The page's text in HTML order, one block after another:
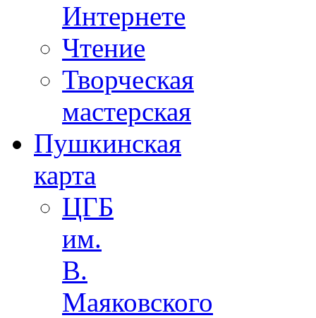
Интернете
Чтение
Творческая
мастерская
Пушкинская
карта
ЦГБ
им.
В.
Маяковского